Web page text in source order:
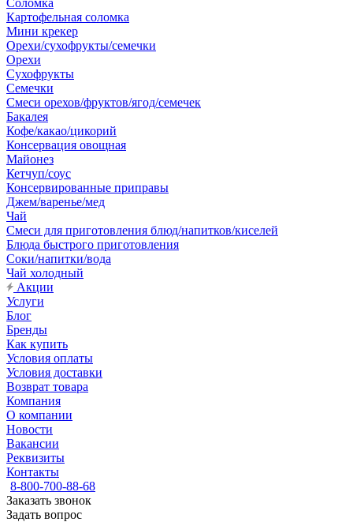
Соломка
Картофельная соломка
Мини крекер
Орехи/сухофрукты/семечки
Орехи
Сухофрукты
Семечки
Смеси орехов/фруктов/ягод/семечек
Бакалея
Кофе/какао/цикорий
Консервация овощная
Майонез
Кетчуп/соус
Консервированные приправы
Джем/варенье/мед
Чай
Смеси для приготовления блюд/напитков/киселей
Блюда быстрого приготовления
Соки/напитки/вода
Чай холодный
Акции
Услуги
Блог
Бренды
Как купить
Условия оплаты
Условия доставки
Возврат товара
Компания
О компании
Новости
Вакансии
Реквизиты
Контакты
8-800-700-88-68
Заказать звонок
Задать вопрос